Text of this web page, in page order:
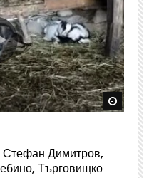
Watch
Стефан Димитров,
Търговищко